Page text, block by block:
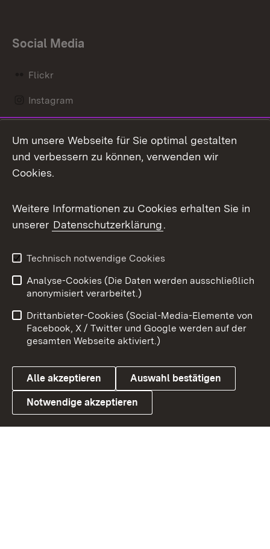
Social Media
Flickr
Instagram
Mastodon
Messenger
Social Wall
X / Twitter
Youtube
Link zum Landesportal
Benutzungshinweise
Barrierefreiheit
Datenschutz
Cookies
Um unsere Webseite für Sie optimal gestalten
und verbessern zu können, verwenden wir
Cookies.
Weitere Informationen zu Cookies erhalten Sie in
unserer Datenschutzerklärung.
Technisch notwendige Cookies
Analyse-Cookies (Die Daten werden ausschließlich
anonymisiert verarbeitet.)
Drittanbieter-Cookies (Social-Media-Elemente von
Facebook, X / Twitter und Google werden auf der
gesamten Webseite aktiviert.)
Alle akzeptieren Auswahl bestätigen
Notwendige akzeptieren